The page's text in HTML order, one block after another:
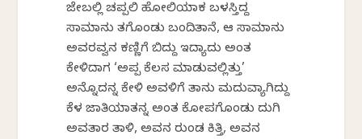
ಜೇಬಲ್ಲಿ ಚಪ್ಪಲಿ ಹೋಲಿಯಾಕ ಬಳಸ್ತಿದ್ದ
ಸಾಮಾನು ತಗೊಂಡು ಬಂದಿರ್ತಾನೆ, ಆ ಸಾಮಾನು
ಅವರವ್ವನ ಕಣ್ಣಿಗೆ ಬಿದ್ದು ಇದ್ಯಾರ್ದು ಅಂತ
ಕೇಳಿದಾಗ ‘ಅಪ್ಪ ಕೆಲಸ ಮಾಡುವಲ್ಲಿತ್ತು’
ಅನ್ನೊದನ್ನ ಕೇಳಿ ಅವಳಿಗೆ ತಾನು ಮದುವ್ಯಾಗಿದ್ದು
ಕೆಳ ಜಾತಿಯಾತನ್ನ ಅಂತ ಕೋಪಗೊಂಡು ದುರ್ಗಿ
ಅವತಾರ ತಾಳಿ, ಅವನ ರುಂಡ ಕಿತ್ತಿ, ಅವನ